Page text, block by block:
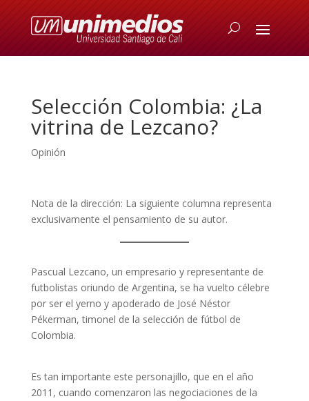
Selección Colombia: ¿La
vitrina de Lezcano?
Opinión
Nota de la dirección: La siguiente columna representa
exclusivamente el pensamiento de su autor.
Pascual Lezcano, un empresario y representante de
futbolistas oriundo de Argentina, se ha vuelto célebre
por ser el yerno y apoderado de José Néstor
Pékerman, timonel de la selección de fútbol de
Colombia.
Es tan importante este personajillo, que en el año
2011, cuando comenzaron las negociaciones de la